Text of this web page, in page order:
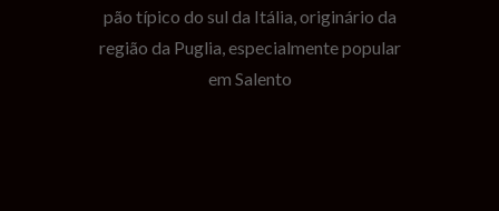
pão típico do sul da Itália, originário da
região da Puglia, especialmente popular
em Salento